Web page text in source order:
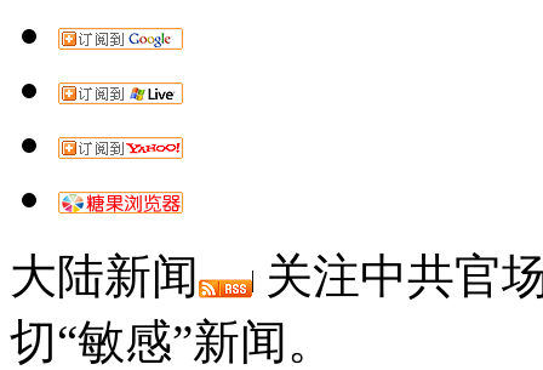
大陆新闻
关注中共官
切“敏感”新闻。